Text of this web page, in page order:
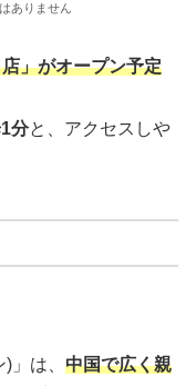
ありません
」がオープン予定
分と、アクセスしや
」は、 中国で広く親